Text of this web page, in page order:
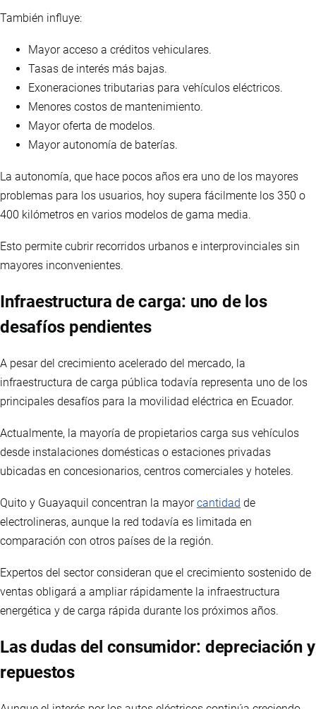
También influye:
Mayor acceso a créditos vehiculares.
Tasas de interés más bajas.
Exoneraciones tributarias para vehículos eléctricos.
Menores costos de mantenimiento.
Mayor oferta de modelos.
Mayor autonomía de baterías.
La autonomía, que hace pocos años era uno de los mayores
problemas para los usuarios, hoy supera fácilmente los 350 o
400 kilómetros en varios modelos de gama media.
Esto permite cubrir recorridos urbanos e interprovinciales sin
mayores inconvenientes.
Infraestructura de carga: uno de los
desafíos pendientes
A pesar del crecimiento acelerado del mercado, la
infraestructura de carga pública todavía representa uno de los
principales desafíos para la movilidad eléctrica en Ecuador.
Actualmente, la mayoría de propietarios carga sus vehículos
desde instalaciones domésticas o estaciones privadas
ubicadas en concesionarios, centros comerciales y hoteles.
Quito y Guayaquil concentran la mayorcantidad de
electrolineras, aunque la red todavía es limitada en
comparación con otros países de la región.
Expertos del sector consideran que el crecimiento sostenido de
ventas obligará a ampliar rápidamente la infraestructura
energética y de carga rápida durante los próximos años.
Las dudas del consumidor: depreciación y
repuestos